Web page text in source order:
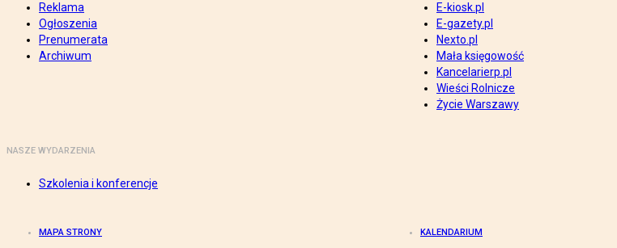
Reklama
Ogłoszenia
Prenumerata
Archiwum
E-kiosk.pl
E-gazety.pl
Nexto.pl
Mała księgowość
Kancelarierp.pl
Wieści Rolnicze
Życie Warszawy
NASZE WYDARZENIA
Szkolenia i konferencje
MAPA STRONY KALENDARIUM